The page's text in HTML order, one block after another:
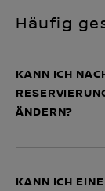
Häufig
KANN ICH
ÄNDERN?
KANN ICH